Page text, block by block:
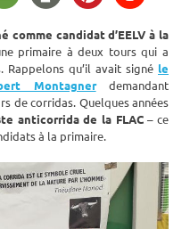
comme candidat d’EELV à la
primaire à deux tours qui a
Rappelons qu’il avait signé le
Montagnerdemandant
de corridas. Quelques années
anticorrida de la FLAC– ce
à la primaire.